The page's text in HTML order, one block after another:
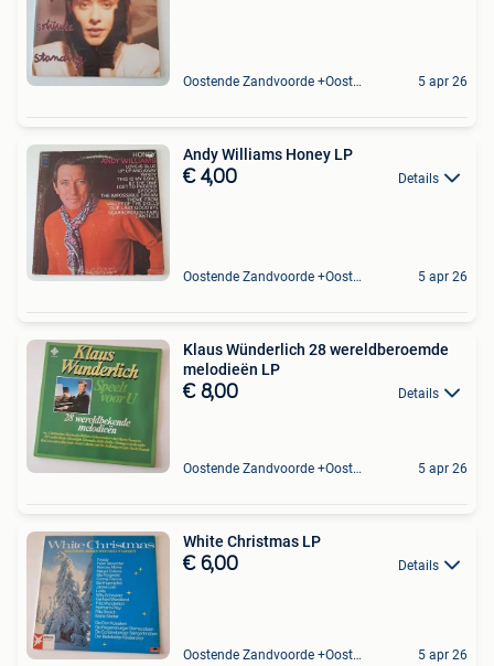
Oostende Zandvoorde +Oostende 5 apr 26
Andy Williams Honey LP
€ 4,00 Details
Oostende Zandvoorde +Oostende 5 apr 26
Klaus Wünderlich 28 wereldberoemde
melodieën LP
€ 8,00 Details
Oostende Zandvoorde +Oostende 5 apr 26
White Christmas LP
€ 6,00 Details
Oostende Zandvoorde +Oostende 5 apr 26